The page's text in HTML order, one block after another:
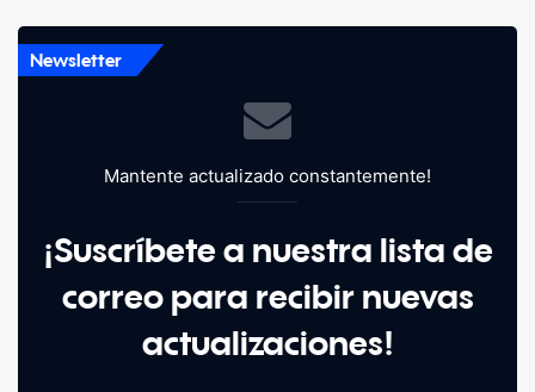
Newsletter
Mantente actualizado constantemente!
¡Suscríbete a nuestra lista de
correo para recibir nuevas
actualizaciones!